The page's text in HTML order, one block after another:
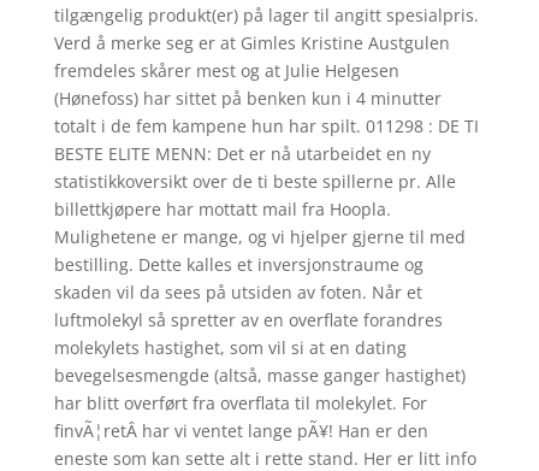
tilgængelig produkt(er) på lager til angitt spesialpris.
Verd å merke seg er at Gimles Kristine Austgulen
fremdeles skårer mest og at Julie Helgesen
(Hønefoss) har sittet på benken kun i 4 minutter
totalt i de fem kampene hun har spilt. 011298 : DE TI
BESTE ELITE MENN: Det er nå utarbeidet en ny
statistikkoversikt over de ti beste spillerne pr. Alle
billettkjøpere har mottatt mail fra Hoopla.
Mulighetene er mange, og vi hjelper gjerne til med
bestilling. Dette kalles et inversjonstraume og
skaden vil da sees på utsiden av foten. Når et
luftmolekyl så spretter av en overflate forandres
molekylets hastighet, som vil si at en dating
bevegelsesmengde (altså, masse ganger hastighet)
har blitt overført fra overflata til molekylet. For
finvÃ¦retÂ har vi ventet lange pÃ¥! Han er den
eneste som kan sette alt i rette stand. Her er litt info